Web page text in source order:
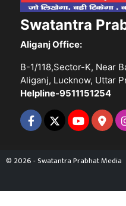
Swatantra
Aliganj Office:
B-1/118,Sector-K, Near
Aliganj, Lucknow, Uttar
Helpline-9511151254
© 2026 - Swatantra Prabhat Media